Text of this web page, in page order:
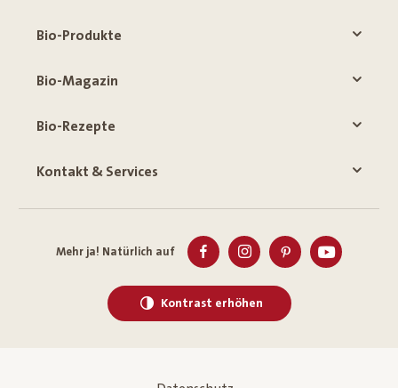
Bio-Produkte
Bio-Magazin
Bio-Rezepte
Kontakt & Services
Mehr ja! Natürlich auf
Kontrast erhöhen